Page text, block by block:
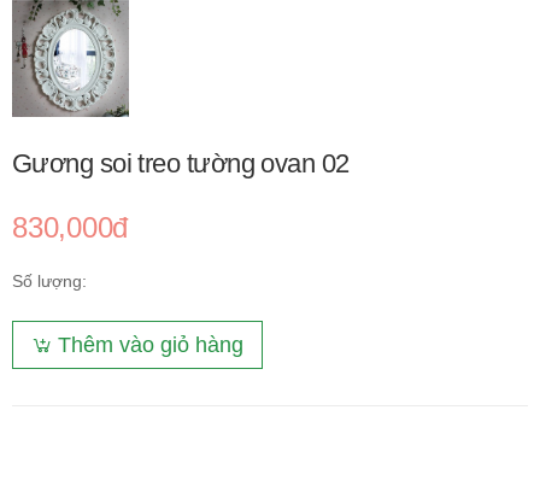
Gương soi treo tường ovan 02
830,000đ
Số lượng:
Thêm vào giỏ hàng